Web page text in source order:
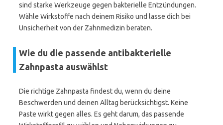
sind starke Werkzeuge gegen bakterielle Entzündungen.
Wähle Wirkstoffe nach deinem Risiko und lasse dich bei
Unsicherheit von der Zahnmedizin beraten.
Wie du die passende antibakterielle
Zahnpasta auswählst
Die richtige Zahnpasta findest du, wenn du deine
Beschwerden und deinen Alltag berücksichtigst. Keine
Paste wirkt gegen alles. Es geht darum, das passende